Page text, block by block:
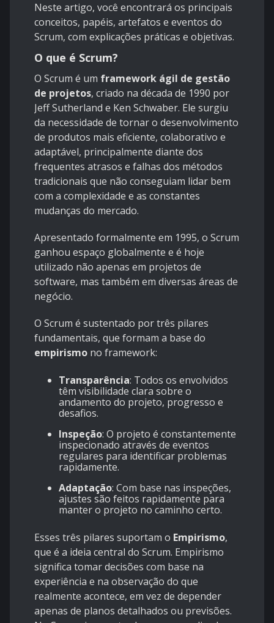
Neste artigo, você encontrará os principais
conceitos, papéis, artefatos e eventos do
Scrum, com explicações práticas e objetivas.
O que é Scrum?
O Scrum é um framework ágil de gestão
de projetos, criado na década de 1990 por
Jeff Sutherland e Ken Schwaber. Ele surgiu
da necessidade de tornar o desenvolvimento
de produtos mais eficiente, colaborativo e
adaptável, principalmente diante dos
frequentes atrasos e falhas dos métodos
tradicionais que não conseguiam lidar bem
com a complexidade e as constantes
mudanças do mercado.
Apresentado formalmente em 1995, o Scrum
ganhou espaço globalmente e é hoje
utilizado não apenas em projetos de
software, mas também em diversas áreas de
negócio.
O Scrum é sustentado por três pilares
fundamentais, que formam a base do
empirismo no framework:
Transparência: Todos os envolvidos
têm visibilidade clara sobre o
andamento do projeto, progresso e
desafios.
Inspeção: O projeto é constantemente
inspecionado através de eventos
regulares para identificar problemas
rapidamente.
Adaptação: Com base nas inspeções,
ajustes são feitos rapidamente para
manter o projeto no caminho certo.
Esses três pilares suportam o Empirismo,
que é a ideia central do Scrum. Empirismo
significa tomar decisões com base na
experiência e na observação do que
realmente acontece, em vez de depender
apenas de planos detalhados ou previsões.